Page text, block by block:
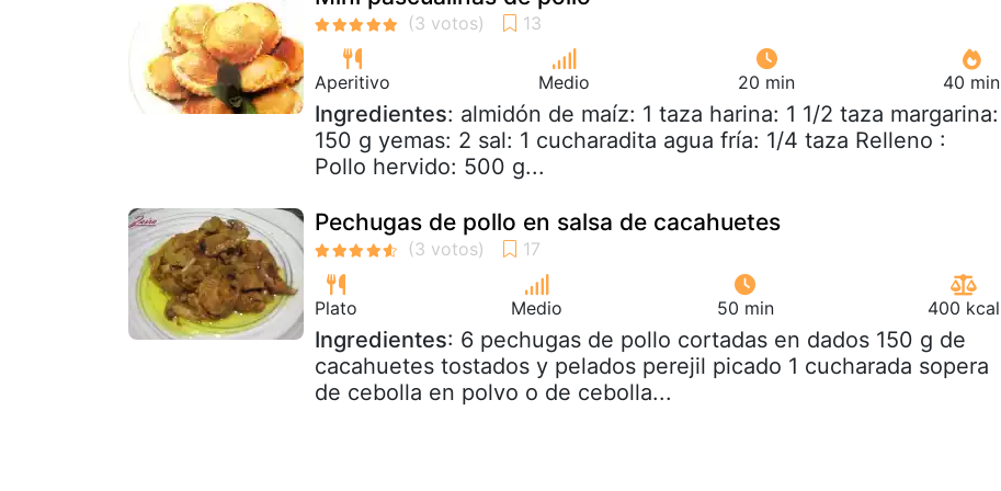
Aperitivo Medio 20 min 40 min
Ingredientes: almidón de maíz: 1 taza harina: 1 1/2 taza margarina:
150 g yemas: 2 sal: 1 cucharadita agua fría: 1/4 taza Relleno :
Pollo hervido: 500 g...
Pechugas de pollo en salsa de cacahuetes
Plato Medio 50 min 400 kcal
Ingredientes: 6 pechugas de pollo cortadas en dados 150 g de
cacahuetes tostados y pelados perejil picado 1 cucharada sopera
de cebolla en polvo o de cebolla...